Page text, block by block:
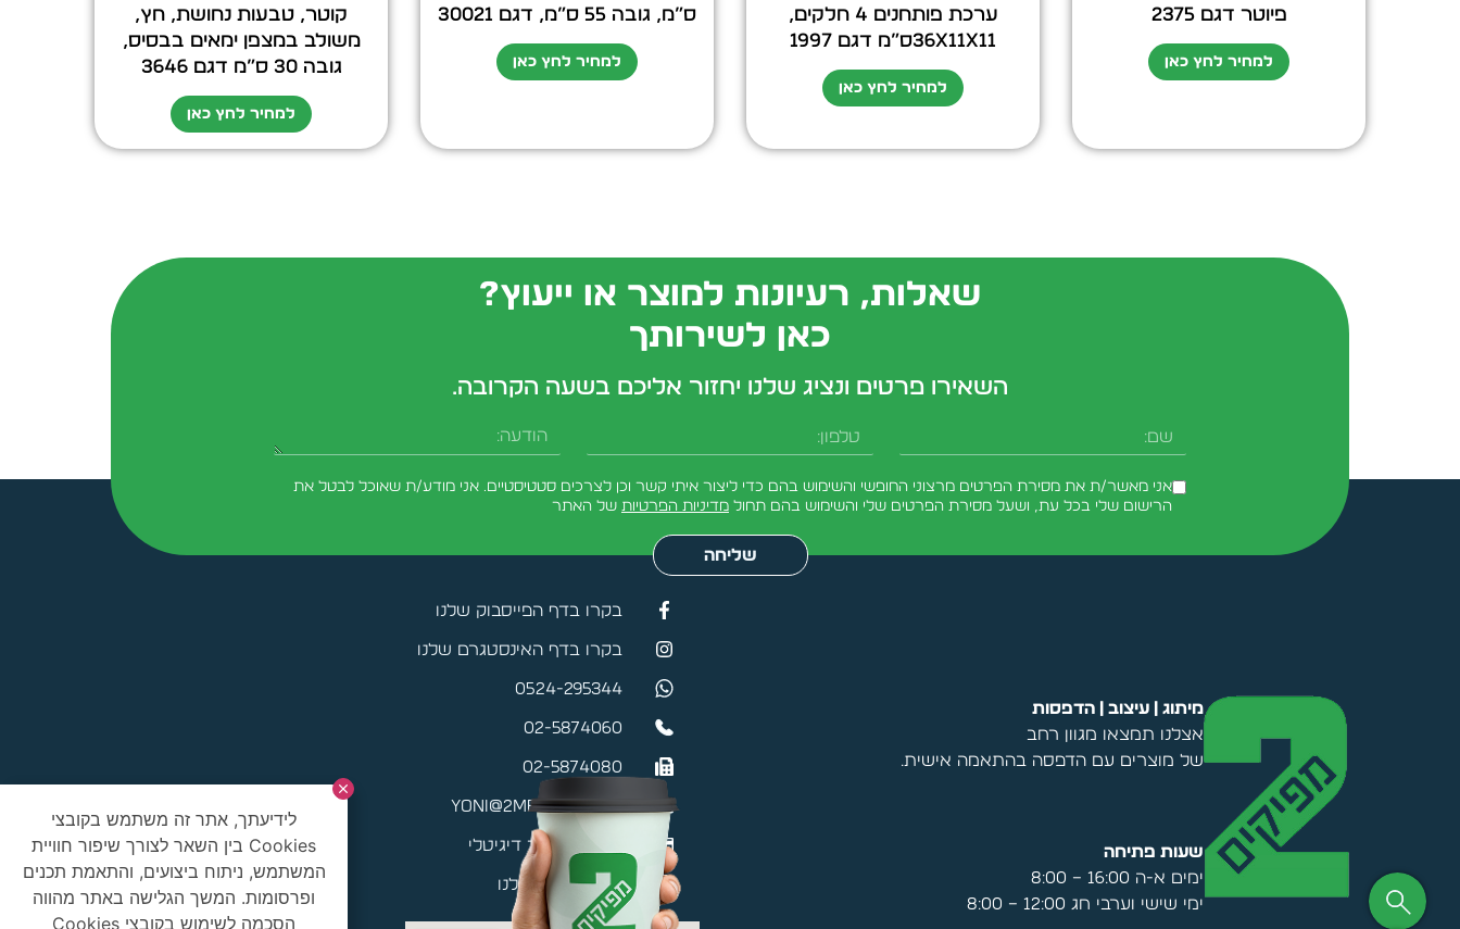
פיוטר דגם 2375
למחיר לחץ כאן
ערכת פותחנים 4 חלקים,
36X11X11ס”מ דגם 1997
למחיר לחץ כאן
ס”מ, גובה 55 ס”מ, דגם 30021
למחיר לחץ כאן
קוטר, טבעות נחושת, חץ,
משולב במצפן ימאים בבסיס,
גובה 30 ס”מ דגם 3646
למחיר לחץ כאן
שאלות, רעיונות למוצר או ייעוץ?
כאן לשירותך
השאירו פרטים ונציג שלנו יחזור אליכם בשעה הקרובה.
שם טלפון הודעה
אני מאשר/ת את מסירת הפרטים מרצוני החופשי והשימוש בהם כדי ליצור איתי קשר וכן לצרכים סטטיסטיים. אני מודע/ת שאוכל לבטל את
הרישום שלי בכל עת, ושעל מסירת הפרטים שלי והשימוש בהם תחול מדיניות הפרטיות של האתר
שליחה
מיתוג | עיצוב | הדפסות
אצלנו תמצאו מגוון רחב
של מוצרים עם הדפסה בהתאמה אישית.
שעות פתיחה
ימים א-ה 16:00 – 8:00
ימי שישי וערבי חג 12:00 – 8:00
בקרו בדף הפייסבוק שלנו
בקרו בדף האינסטגרם שלנו
0524-295344
02-5874060
02-5874080
yoni@2mefikim.co.il
כרטיס ביקור דיגיטלי
האפליקציה שלנו
לידיעתך, אתר זה משתמש בקובצי
Cookies בין השאר לצורך שיפור חוויית
המשתמש, ניתוח ביצועים, והתאמת תכנים
ופרסומות. המשך הגלישה באתר מהווה
הסכמה לשימוש בקובצי Cookies